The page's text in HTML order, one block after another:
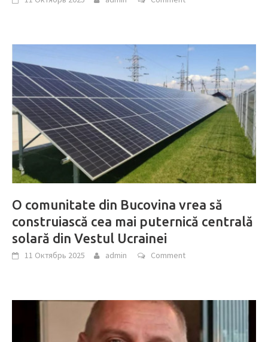
O comunitate din Bucovina vrea să
construiască cea mai puternică centrală
solară din Vestul Ucrainei
11 Октябрь 2025 admin Comment